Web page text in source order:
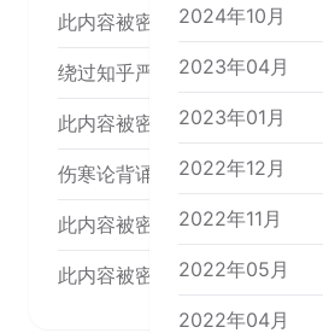
此内容被密码保护
绕过知乎严选
此内容被密码保护
伤寒论背诵内容
此内容被密码保护
此内容被密码保护
2024年10月
2023年04月
2023年01月
2022年12月
2022年11月
2022年05月
2022年04月